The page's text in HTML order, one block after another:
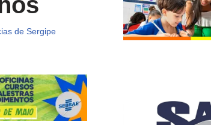
de Sergipe